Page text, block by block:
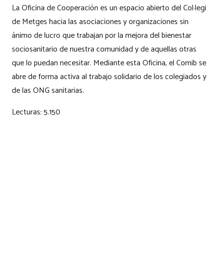
La Oficina de Cooperación es un espacio abierto del Col·legi
de Metges hacia las asociaciones y organizaciones sin
ánimo de lucro que trabajan por la mejora del bienestar
sociosanitario de nuestra comunidad y de aquellas otras
que lo puedan necesitar. Mediante esta Oficina, el Comib se
abre de forma activa al trabajo solidario de los colegiados y
de las ONG sanitarias.
Lecturas:5.150